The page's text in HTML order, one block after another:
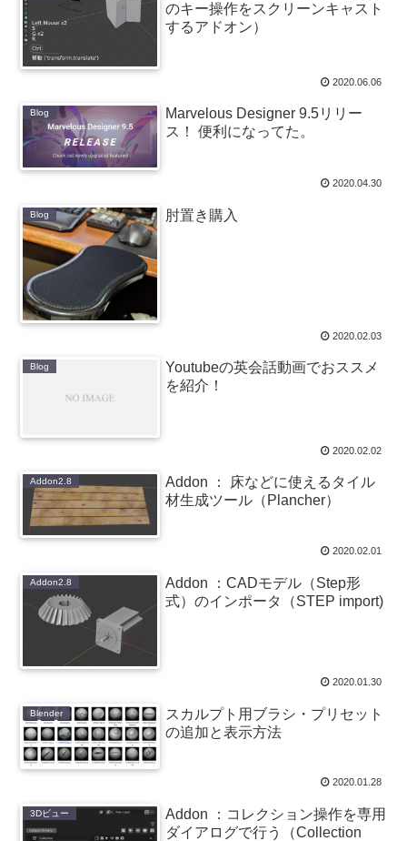
のキー操作をスクリーンキャスト
するアドオン）
2020.06.06
Blog
Marvelous Designer 9.5リリー
ス！ 便利になってた。
2020.04.30
Blog 肘置き購入
2020.02.03
Blog
Youtubeの英会話動画でおススメ
を紹介！
2020.02.02
Addon2.8
Addon ： 床などに使えるタイル
材生成ツール（Plancher）
2020.02.01
Addon2.8
Addon ：CADモデル（Step形
式）のインポータ（STEP import)
2020.01.30
Blender
スカルプト用ブラシ・プリセット
の追加と表示方法
2020.01.28
3Dビュー
Addon ：コレクション操作を専用
ダイアログで行う（Collection